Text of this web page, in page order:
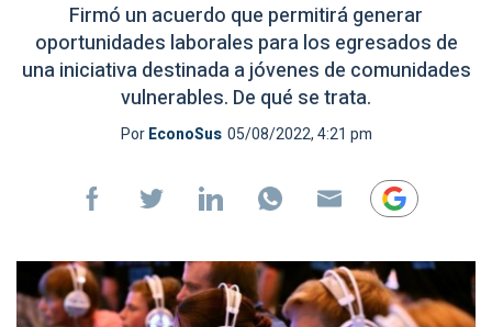
Firmó un acuerdo que permitirá generar
oportunidades laborales para los egresados de
una iniciativa destinada a jóvenes de comunidades
vulnerables. De qué se trata.
PorEconoSus 05/08/2022, 4:21 pm